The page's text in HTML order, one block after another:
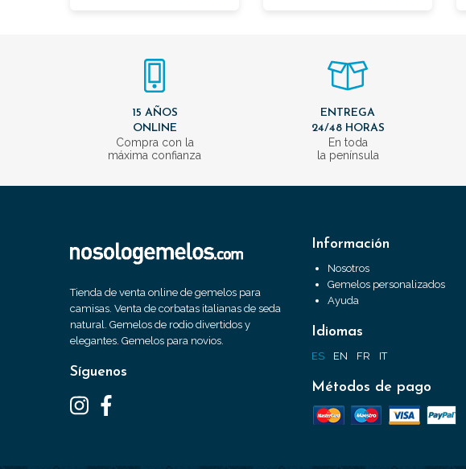
15 AÑOS
ONLINE
Compra con la
máxima confianza
ENTREGA
24/48 HORAS
En toda
la península
Tienda de venta online de gemelos para
camisas. Venta de corbatas italianas de seda
natural. Gemelos de rodio divertidos y
elegantes. Gemelos para novios.
Síguenos
Información
Nosotros
Gemelos personalizados
Ayuda
Idiomas
ES EN FR IT
Métodos de pago